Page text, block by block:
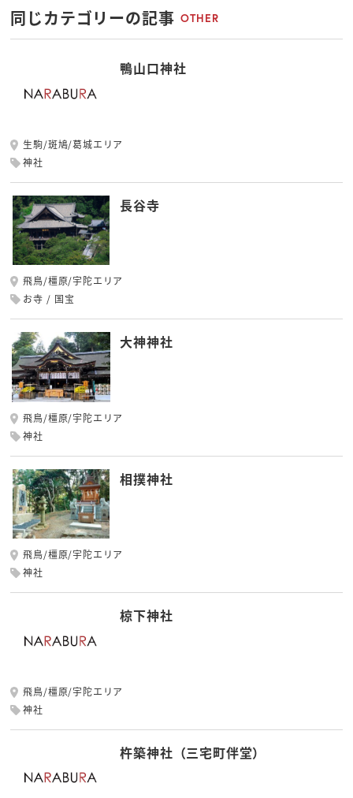
同じカテゴリーの記事 OTHER
鴨山口神社
生駒/斑鳩/葛城エリア
神社
長谷寺
飛鳥/橿原/宇陀エリア
お寺
国宝
大神神社
飛鳥/橿原/宇陀エリア
神社
相撲神社
飛鳥/橿原/宇陀エリア
神社
椋下神社
飛鳥/橿原/宇陀エリア
神社
杵築神社（三宅町伴堂）